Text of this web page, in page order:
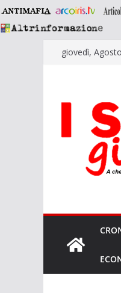
Saltagiovedì,